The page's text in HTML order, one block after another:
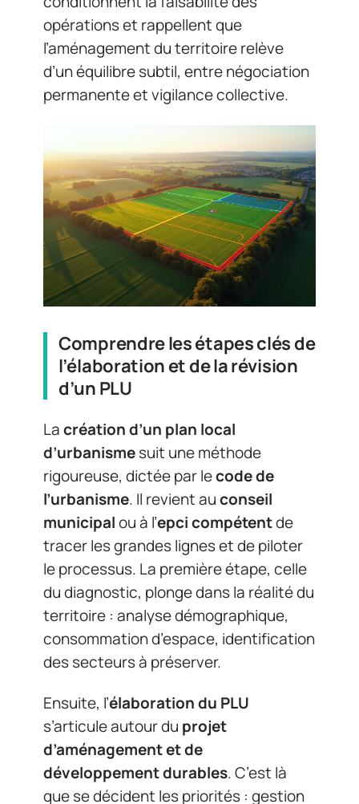
opérations et rappellent que
l’aménagement du territoire relève
d’un équilibre subtil, entre négociation
permanente et vigilance collective.
Comprendre les étapes clés de
l’élaboration et de la révision
d’un PLU
Lacréation d’un plan local
d’urbanismesuit une méthode
rigoureuse, dictée par lecode de
l’urbanisme. Il revient auconseil
municipalou à l’epci compétentde
tracer les grandes lignes et de piloter
le processus. La première étape, celle
du diagnostic, plonge dans la réalité du
territoire : analyse démographique,
consommation d’espace, identification
des secteurs à préserver.
Ensuite, l’élaboration du PLU
s’articule autour du projet
d’aménagement et de
développement durables. C’est là
que se décident les priorités : gestion